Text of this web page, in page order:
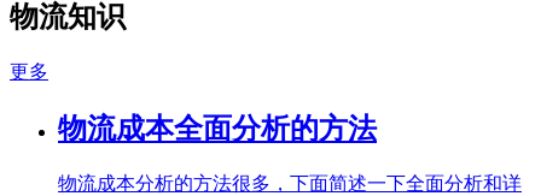
物流知识
更多
物流成本全面分析的方法
物流成本分析的方法很多，下面简述一下全面分析和详